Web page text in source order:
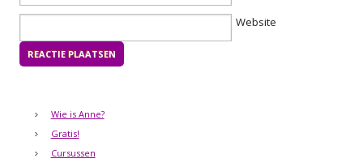
Website
Wie is Anne?
Gratis!
Cursussen